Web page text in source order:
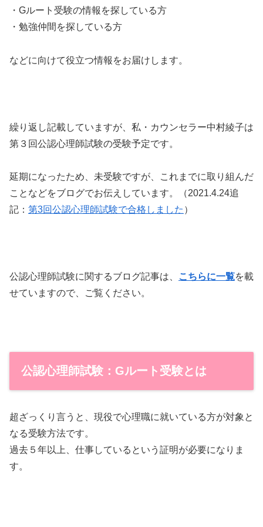
・Gルート受験の情報を探している方
・勉強仲間を探している方
などに向けて役立つ情報をお届けします。
繰り返し記載していますが、私・カウンセラー中村綾子は
第３回公認心理師試験の受験予定です。
延期になったため、未受験ですが、これまでに取り組んだ
ことなどをブログでお伝えしています。（2021.4.24追
記： 第3回公認心理師試験で合格しました ）
公認心理師試験に関するブログ記事は、 こちらに一覧を載
せていますので、ご覧ください。
公認心理師試験：Gルート受験とは
超ざっくり言うと、現役で心理職に就いている方が対象と
なる受験方法です。
過去５年以上、仕事しているという証明が必要になりま
す。